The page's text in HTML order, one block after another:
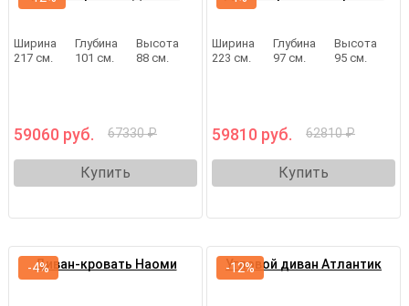
Ширина
217 см.
Глубина
101 см.
Высота
88 см.
59060 руб. 67330 ₽
Купить
Ширина
223 см.
Глубина
97 см.
Высота
95 см.
59810 руб. 62810 ₽
Купить
Диван-кровать Наоми
-4% Угловой диван Атлантик
-12%